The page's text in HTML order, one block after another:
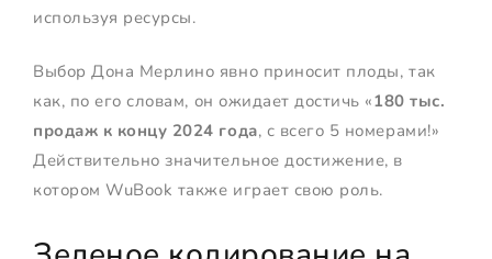
используя ресурсы.
Выбор Дона Мерлино явно приносит плоды, так
как, по его словам, он ожидает достичь «180 тыс.
продаж к концу 2024 года, с всего 5 номерами!»
Действительно значительное достижение, в
котором WuBook также играет свою роль.